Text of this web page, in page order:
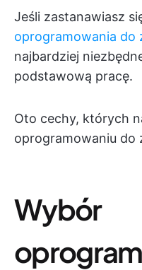
Jeśli zastanawiasz
oprogramowania do
najbardziej
podstawową pracę.
Oto cechy, których
oprogramowaniu do
Wybór